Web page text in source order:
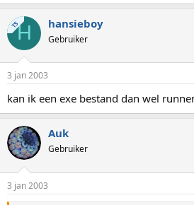
TSH hansieboy
Gebruiker
3 jan 2003
kan ik een exe bestand dan wel
Auk
Gebruiker
3 jan 2003